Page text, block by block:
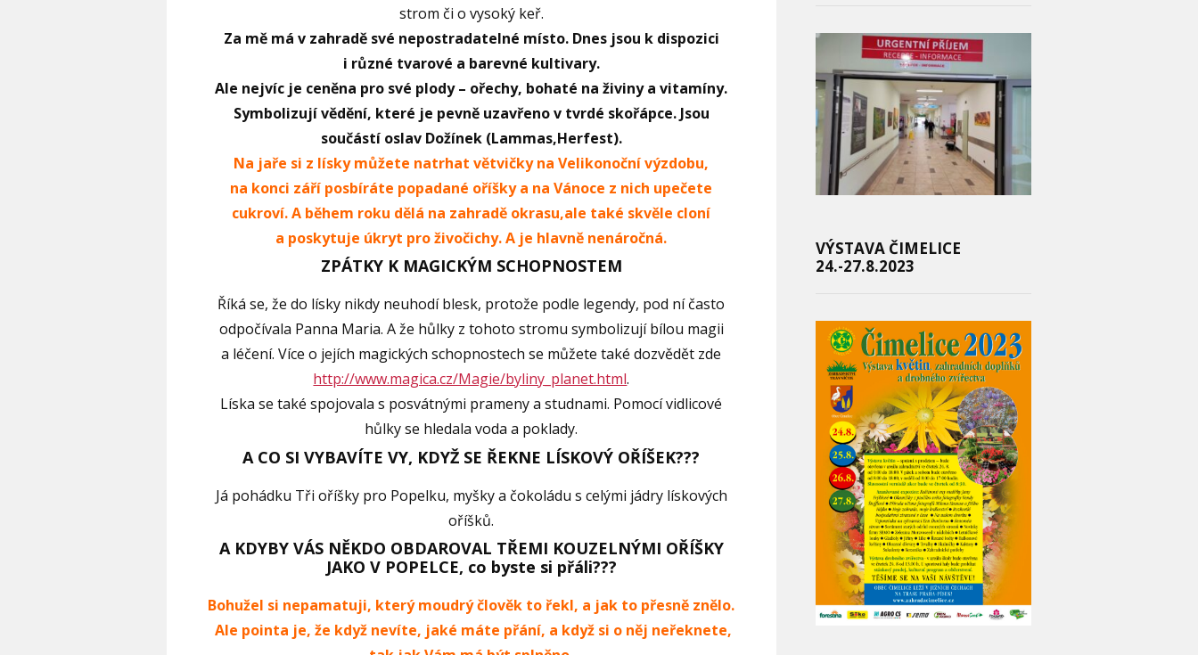
strom či o vysoký keř.
Za mě má v zahradě své nepostradatelné místo. Dnes jsou k dispozici
i různé tvarové a barevné kultivary.
Ale nejvíc je ceněna pro své plody – ořechy, bohaté na živiny a vitamíny.
Symbolizují vědění, které je pevně uzavřeno v tvrdé skořápce. Jsou
součástí oslav Dožínek (Lammas,Herfest).
Na jaře si z lísky můžete natrhat větvičky na Velikonoční výzdobu,
na konci září posbíráte popadané oříšky a na Vánoce z nich upečete
cukroví. A během roku dělá na zahradě okrasu,ale také skvěle cloní
a poskytuje úkryt pro živočichy. A je hlavně nenáročná.
ZPÁTKY K MAGICKÝM SCHOPNOSTEM
Říká se, že do lísky nikdy neuhodí blesk, protože podle legendy, pod ní často
odpočívala Panna Maria. A že hůlky z tohoto stromu symbolizují bílou magii
a léčení. Více o jejích magických schopnostech se můžete také dozvědět zde
http://www.magica.cz/Magie/byliny_planet.html.
Líska se také spojovala s posvátnými prameny a studnami. Pomocí vidlicové
hůlky se hledala voda a poklady.
A CO SI VYBAVÍTE VY, KDYŽ SE ŘEKNE LÍSKOVÝ OŘÍŠEK???
Já pohádku Tři oříšky pro Popelku, myšky a čokoládu s celými jádry lískových
oříšků.
A KDYBY VÁS NĚKDO OBDAROVAL TŘEMI KOUZELNÝMI OŘÍŠKY
JAKO V POPELCE, co byste si přáli???
Bohužel si nepamatuji, který moudrý člověk to řekl, a jak to přesně znělo.
Ale pointa je, že když nevíte, jaké máte přání, a když si o něj neřeknete,
VÝSTAVA ČIMELICE
24.-27.8.2023